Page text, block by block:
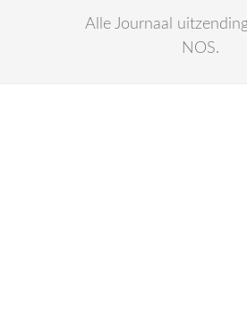
Alle Journaal
NOS.